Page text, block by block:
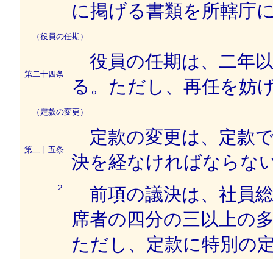
に掲げる書類を所轄庁
（役員の任期）
第二十四条
役員の任期は、二年
る。ただし、再任を妨
（定款の変更）
第二十五条
定款の変更は、定款
決を経なければならな
２
前項の議決は、社員
席者の四分の三以上の
ただし、定款に特別の